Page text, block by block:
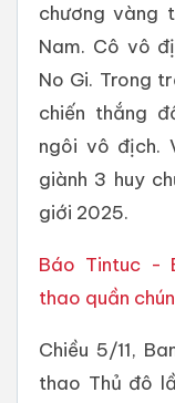
chương vàng
Nam. Cô vô
No Gi. Trong
chiến thắng
ngôi vô địch.
giành 3 huy
giới 2025.
Báo Tintuc -
thao quần
Chiều 5/11,
thao Thủ đô